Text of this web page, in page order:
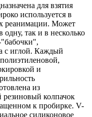
для взятия
используется в
реанимации. Может
одну, так и в несколько
с иглой. Каждый
и
из
колпачок
к пробирке. V-
силиконовое